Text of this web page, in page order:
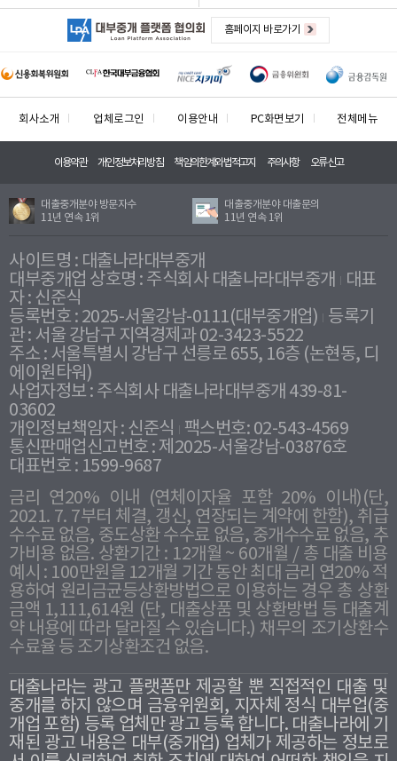
홈페이지 바로가기
회사소개 업체로그인 이용안내 PC화면보기 전체메뉴
이용약관 개인정보처리방침 책임의한계와법적고지 주의사항 오류신고
대출중개분야 방문자수
11년 연속 1위
대출중개분야 대출문의
11년 연속 1위
사이트명 : 대출나라대부중개
대부중개업 상호명 : 주식회사 대출나라대부중개
대표
자 : 신준식
등록번호 : 2025-서울강남-0111(대부중개업) 등록기
관 : 서울 강남구 지역경제과 02-3423-5522
주소 : 서울특별시 강남구 선릉로 655, 16층 (논현동, 디
에이원타워)
사업자정보 : 주식회사 대출나라대부중개 439-81-
03602
개인정보책임자 : 신준식
팩스번호: 02-543-4569
통신판매업신고번호 : 제2025-서울강남-03876호
대표번호 : 1599-9687
금리 연20% 이내 (연체이자율 포함 20% 이내)(단,
2021. 7. 7부터 체결, 갱신, 연장되는 계약에 한함), 취급
수수료 없음, 중도상환 수수료 없음, 중개수수료 없음, 추
가비용 없음. 상환기간 : 12개월 ~ 60개월 / 총 대출 비용
예시 : 100만원을 12개월 기간 동안 최대 금리 연20% 적
용하여 원리금균등상환방법으로 이용하는 경우 총 상환
금액 1,111,614원 (단, 대출상품 및 상환방법 등 대출계
약 내용에 따라 달라질 수 있습니다.) 채무의 조기상환수
수료율 등 조기상환조건 없음.
대출나라는 광고 플랫폼만 제공할 뿐 직접적인 대출 및
중개를 하지 않으며 금융위원회, 지자체 정식 대부업(중
개업 포함) 등록 업체만 광고 등록 합니다. 대출나라에 기
재된 광고 내용은 대부(중개업) 업체가 제공하는 정보로